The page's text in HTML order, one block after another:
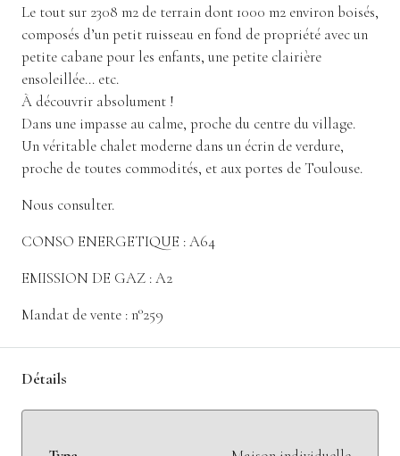
Le tout sur 2308 m2 de terrain dont 1000 m2 environ boisés,
composés d’un petit ruisseau en fond de propriété avec un
petite cabane pour les enfants, une petite clairière
ensoleillée… etc.
À découvrir absolument !
Dans une impasse au calme, proche du centre du village.
Un véritable chalet moderne dans un écrin de verdure,
proche de toutes commodités, et aux portes de Toulouse.
Nous consulter.
CONSO ENERGETIQUE : A64
EMISSION DE GAZ : A2
Mandat de vente : n°259
Détails